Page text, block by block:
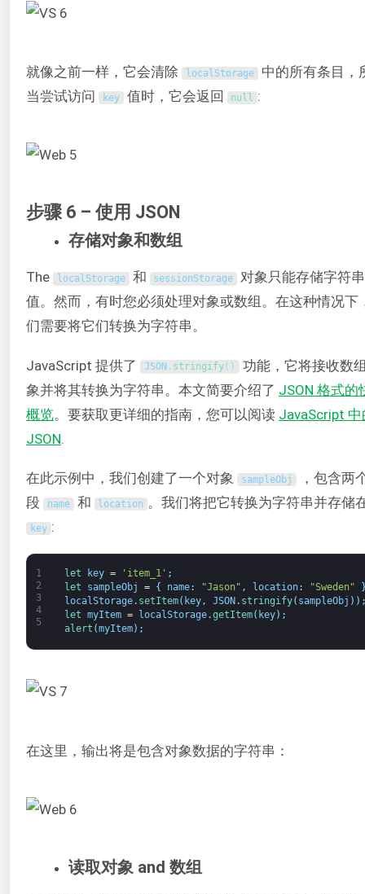
就像之前一样，它会清除 localStorage 中的所有条目，
当尝试访问
key 值时，它会返回 null :
步骤 6 – 使用 JSON
存储对象和数组
The localStorage 和 sessionStorage
对象只能存储字符串
值。然而，有时您必须处理对象或数组。在这种情况下
们需要将它们转换为字符串。
JavaScript 提供了 JSON . stringify( ) 功能，它将接收数
象并将其转换为字符串。本文简要介绍了 JSON 格式的
概览。要获取更详细的指南，您可以阅读 JavaScript 中
JSON
在此示例中，我们创建了一个对象 sampleObj ，包含两
段
name 和 location 。我们将把它转换为字符串并存储
key :
1
2
3
4
5
let key = 'item_1' ;
let
sampleObj = { name: "Jason" , location: "Sweden"
localStorage. setItem( key, JSON . stringify( sampleObj ) )
let myItem = localStorage.getItem( key) ;
alert (myItem) ;
在这里，输出将是包含对象数据的字符串：
读取对象 and 数组